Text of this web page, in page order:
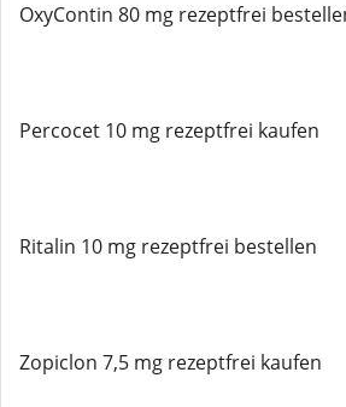
OxyContin 80 mg rezeptfrei
Percocet 10 mg rezeptfrei kaufen
Ritalin 10 mg rezeptfrei bestellen
Zopiclon 7,5 mg rezeptfrei kaufen